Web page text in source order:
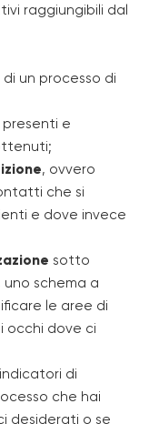
raggiungibili dal
un processo di
presenti e
, ovvero
che si
e dove invece
sotto
uno schema a
le aree di
occhi dove ci
di
che hai
desiderati o se